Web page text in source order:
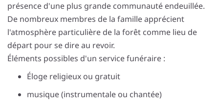
présence d'une plus grande communauté endeuillée.
De nombreux membres de la famille apprécient
l'atmosphère particulière de la forêt comme lieu de
départ pour se dire au revoir.
Éléments possibles d'un service funéraire :
Éloge religieux ou gratuit
musique (instrumentale ou chantée)